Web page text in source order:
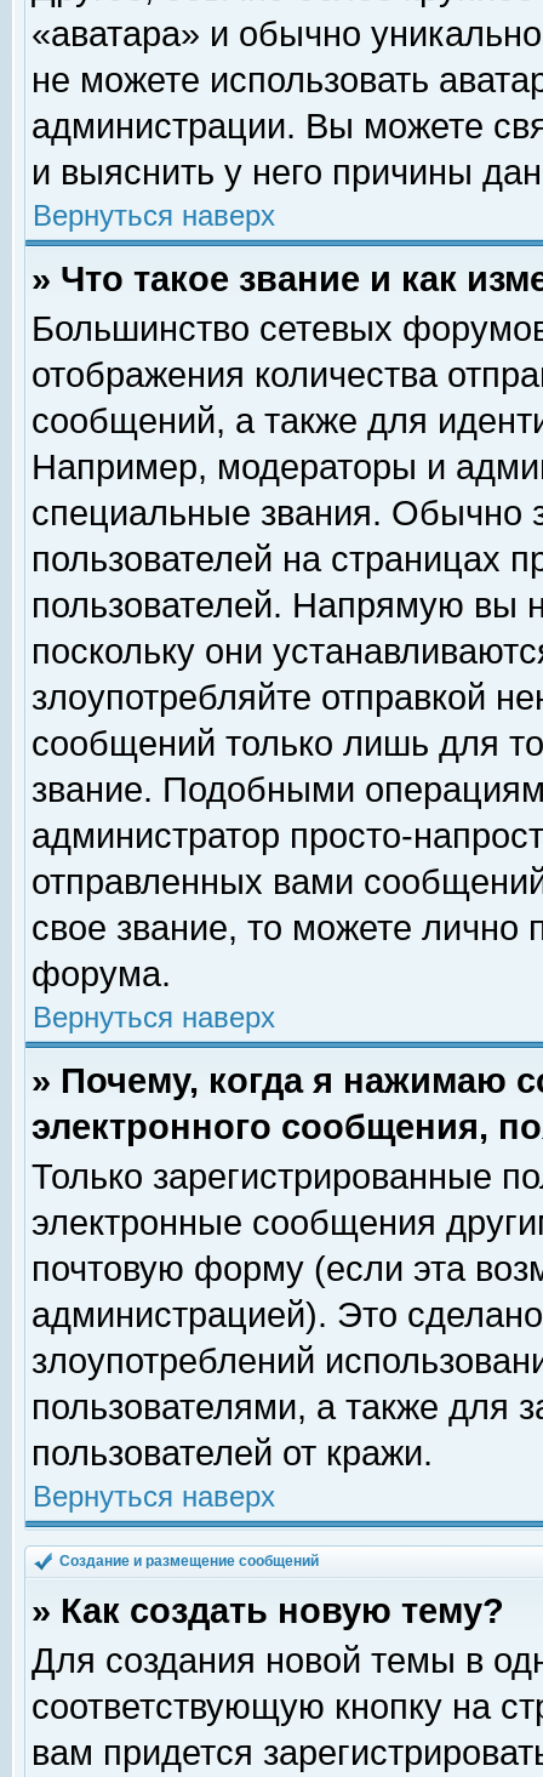
«аватара» и обычно
не можете использовать
администрации. Вы можете
и выяснить у него причины
Вернуться наверх
» Что такое звание и как
Большинство сетевых
отображения количества
сообщений, а также для
Например, модераторы и
специальные звания. Обычно
пользователей на страницах
пользователей. Напрямую вы
поскольку они
злоупотребляйте отправкой
сообщений только лишь для
звание. Подобными
администратор просто-
отправленных вами
свое звание, то можете лично
форума.
Вернуться наверх
» Почему, когда я нажимаю
электронного сообщения,
Только зарегистрированные
электронные сообщения
почтовую форму (если эта
администрацией). Это
злоупотреблений
пользователями, а также для
пользователей от кражи.
Вернуться наверх
Создание и размещение сообщений
» Как создать новую тему?
Для создания новой темы в
соответствующую кнопку на
вам придется